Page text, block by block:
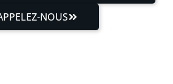
NOUS